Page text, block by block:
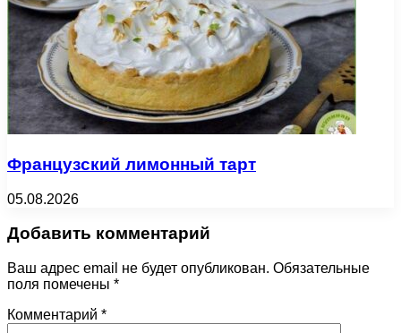
Французский лимонный тарт
05.08.2026
Добавить комментарий
Ваш адрес email не будет опубликован. Обязательные
поля помечены *
Комментарий *